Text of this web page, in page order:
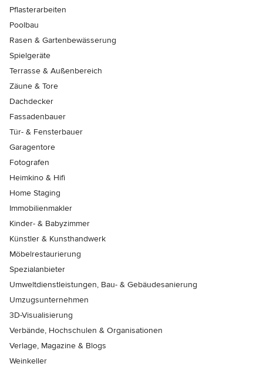
Pflasterarbeiten
Poolbau
Rasen & Gartenbewässerung
Spielgeräte
Terrasse & Außenbereich
Zäune & Tore
Dachdecker
Fassadenbauer
Tür- & Fensterbauer
Garagentore
Fotografen
Heimkino & Hifi
Home Staging
Immobilienmakler
Kinder- & Babyzimmer
Künstler & Kunsthandwerk
Möbelrestaurierung
Spezialanbieter
Umweltdienstleistungen, Bau- & Gebäudesanierung
Umzugsunternehmen
3D-Visualisierung
Verbände, Hochschulen & Organisationen
Verlage, Magazine & Blogs
Weinkeller